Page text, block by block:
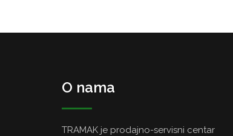
O nama
TRAMAK je prodajno-servisni centar